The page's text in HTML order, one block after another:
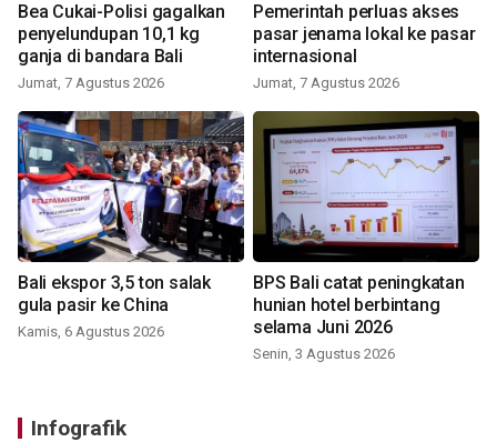
Bea Cukai-Polisi gagalkan
penyelundupan 10,1 kg
ganja di bandara Bali
Jumat, 7 Agustus 2026
Pemerintah perluas akses
pasar jenama lokal ke pasar
internasional
Jumat, 7 Agustus 2026
Bali ekspor 3,5 ton salak
gula pasir ke China
Kamis, 6 Agustus 2026
BPS Bali catat peningkatan
hunian hotel berbintang
selama Juni 2026
Senin, 3 Agustus 2026
Infografik